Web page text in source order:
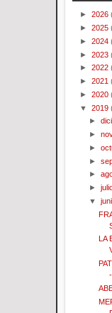
► 2026
► 2025
► 2024
► 2023
► 2022
► 2021
► 2020
▼ 2019
►
►
►
►
►
►
▼
LA